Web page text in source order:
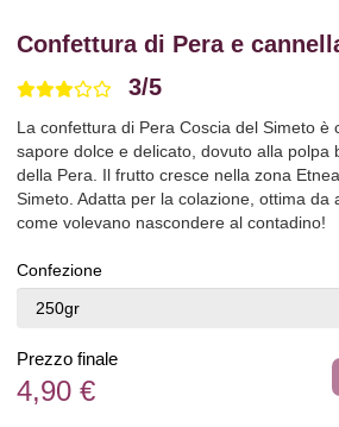
Confettura di Pera e
3/5
La confettura di Pera Coscia del Simeto è
sapore dolce e delicato, dovuto alla polpa
della Pera. Il frutto cresce nella zona
Simeto. Adatta per la colazione, ottima da
come volevano nascondere al contadino!
Confezione
Prezzo finale
4,90 €